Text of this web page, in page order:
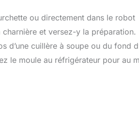
ou directement dans le robot
et versez-y la préparation.
d’une cuillère à soupe ou du fond
le moule au réfrigérateur pour au